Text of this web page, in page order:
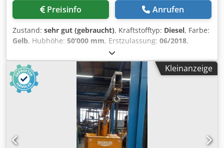
Preisinfo Anrufen
Zustand: sehr gut (gebraucht), Kraftstofftyp: Diesel, Farbe:
Gelb, Hubhöhe: 50’000 mm, Erstzulassung: 06/2018,
, Baujahr:
Informationen Verwendungszweck: Bauwesen Credpfx
Aswud Ihekcef Technische Informationen Zylinderzahl: 6
Antrieb: Rad Leergewicht: 54.073 kg Funktionell Mast:
Teleskop (5 Teilen) Mastlänge: 50 m Hubkapazität: 100.000
kg Marke des Aufbaus: GROVE GRT8100 Zustand
Technischer Zustand: sehr gut Optischer Zustand: sehr gut
Finanzielle Informationen Preis: Auf Anfrage GROVE
GRT8100 ROUGH TERRAIN CRANE
Kleinanzeige